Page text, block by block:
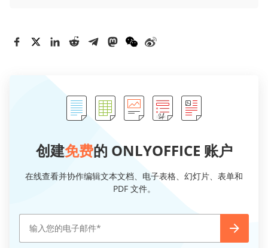
创建免费的 ONLYOFFICE 账户
在线查看并协作编辑文本文档、电子表格、幻灯片、表单和
PDF 文件。